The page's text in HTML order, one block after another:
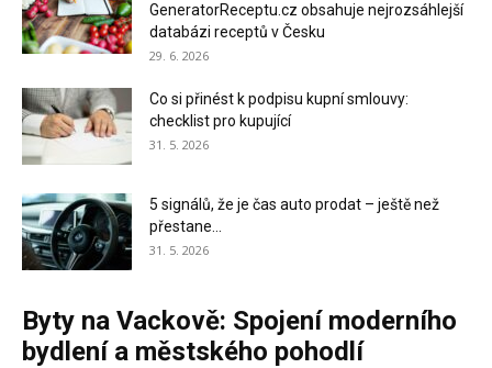
GeneratorReceptu.cz obsahuje nejrozsáhlejší
databázi receptů v Česku
29. 6. 2026
Co si přinést k podpisu kupní smlouvy:
checklist pro kupující
31. 5. 2026
5 signálů, že je čas auto prodat – ještě než
přestane...
31. 5. 2026
Byty na Vackově: Spojení moderního
bydlení a městského pohodlí